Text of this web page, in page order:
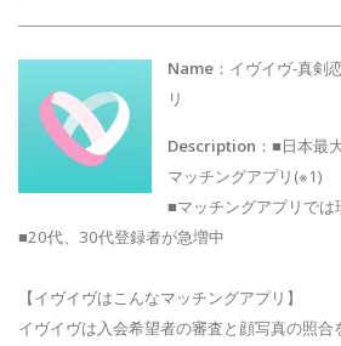
Name ：イヴイヴ-真剣
Description ：■日本最
マッチングアプリ(※1)
■マッチングアプリでは
■20代、30代登録者が急増中
【イヴイヴはこんなマッチングアプリ】
イヴイヴは入会希望者の審査と顔写真の照